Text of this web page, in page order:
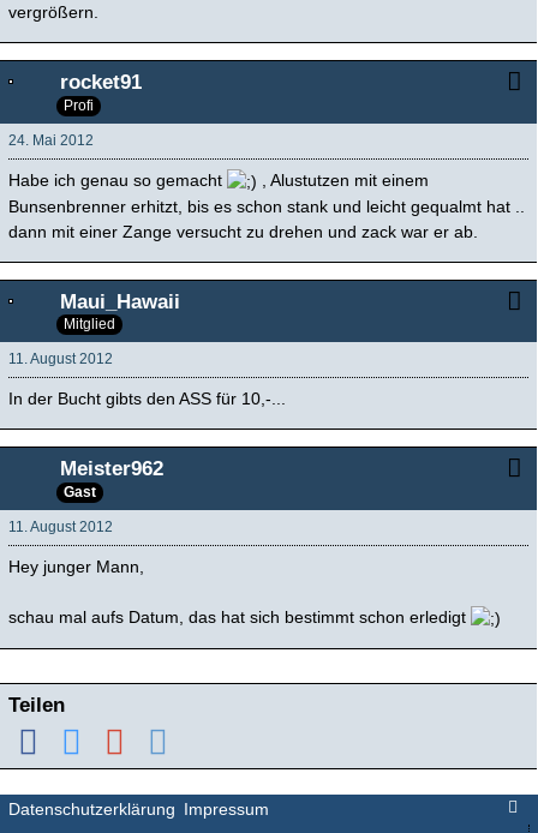
vergrößern.
rocket91
Profi
24. Mai 2012
Habe ich genau so gemacht
, Alustutzen mit einem
Bunsenbrenner erhitzt, bis es schon stank und leicht gequalmt hat ..
dann mit einer Zange versucht zu drehen und zack war er ab.
Maui_Hawaii
Mitglied
11. August 2012
In der Bucht gibts den ASS für 10,-...
Meister962
Gast
11. August 2012
Hey junger Mann,
schau mal aufs Datum, das hat sich bestimmt schon erledigt
Teilen
Datenschutzerklärung Impressum